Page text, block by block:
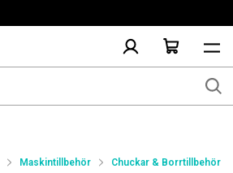
Maskintillbehör Chuckar & Borrtillbehör